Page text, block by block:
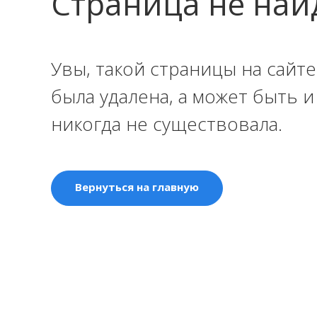
Увы, такой страницы на
была удалена, а может быть
никогда не существовала.
Вернуться на главную